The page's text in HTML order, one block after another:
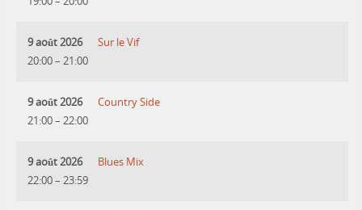
9 août 2026
20:00– 21:00
Sur le Vif
9 août 2026
21:00– 22:00
Country Side
9 août 2026
22:00– 23:59
Blues Mix